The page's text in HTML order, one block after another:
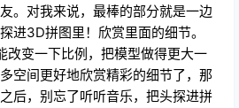
。对我来说，最棒的部分就是一边
进3D拼图里！欣赏里面的细节。
变一下比例，把模型做得更大一
空间更好地欣赏精彩的细节了，那
后，别忘了听听音乐，把头探进拼